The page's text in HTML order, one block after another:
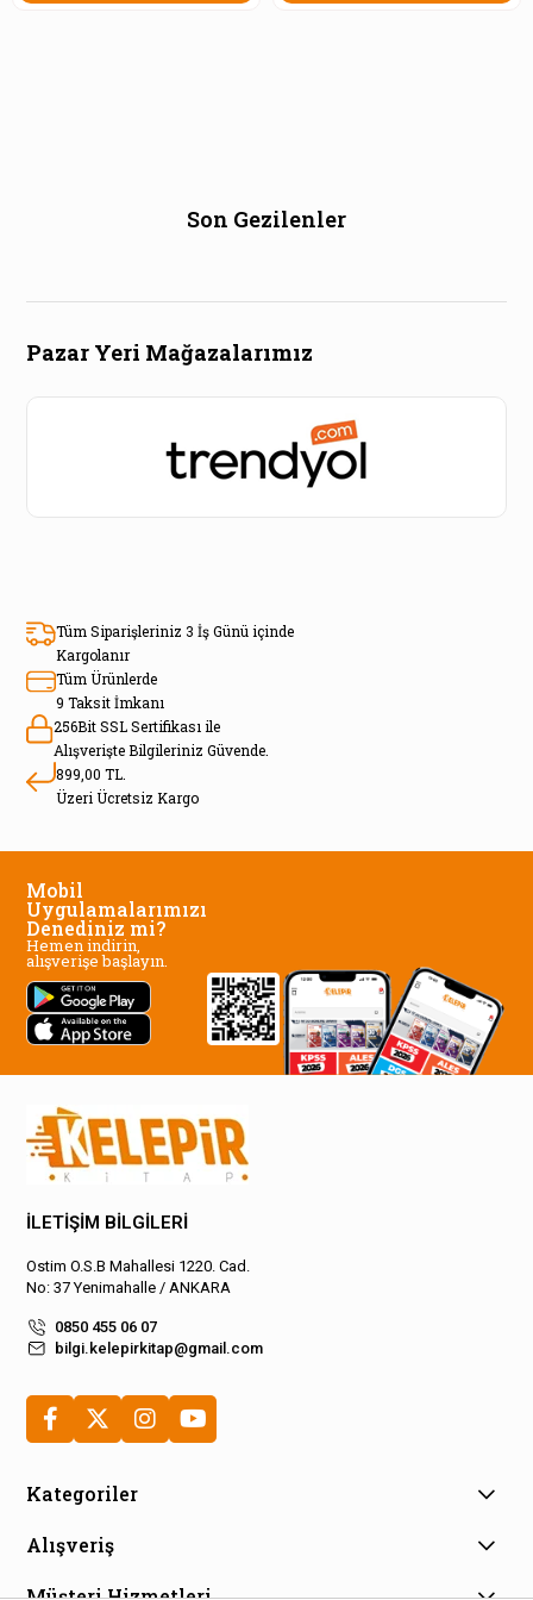
Son Gezilenler
Pazar Yeri Mağazalarımız
Tüm Siparişleriniz 3 İş Günü içinde
Kargolanır
Tüm Ürünlerde
9 Taksit İmkanı
256Bit SSL Sertifikası ile
Alışverişte Bilgileriniz Güvende.
899,00 TL.
Üzeri Ücretsiz Kargo
Mobil
Uygulamalarımızı
Denediniz mi?
Hemen indirin,
alışverişe başlayın.
İLETİŞİM BİLGİLERİ
Ostim O.S.B Mahallesi 1220. Cad.
No: 37 Yenimahalle / ANKARA
0850 455 06 07
bilgi.kelepirkitap@gmail.com
Kategoriler
Alışveriş